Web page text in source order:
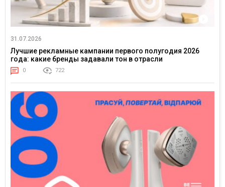
31.07.2026
Лучшие рекламные кампании первого полугодия 2026
года: какие бренды задавали тон в отрасли
0 722